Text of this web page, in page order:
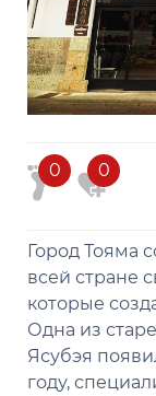
0 0
Город Тояма
всей стране
которые
Одна из
Ясубэя
году,